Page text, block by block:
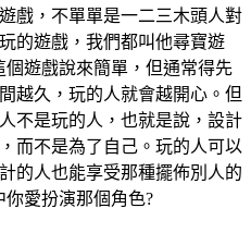
戲，不單單是一二三木頭人對
的遊戲，我們都叫他尋寶遊
遊戲說來簡單，但通常得先
越久，玩的人就會越開心。但
不是玩的人，也就是說，設計
而不是為了自己。玩的人可以
的人也能享受那種擺佈別人的
愛扮演那個角色?